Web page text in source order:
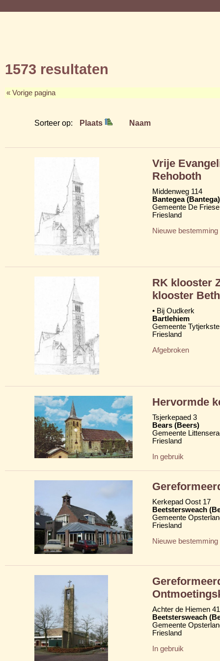
1573 resultaten
« Vorige pagina
Sorteer op: Plaats Naam
Vrije
Rehoboth
Middenweg 114
Bantegea (Bantega)
Gemeente De
Friesland
Nieuwe bestemming
RK klooster
klooster
• Bij Oudkerk
Bartlehiem
Gemeente
Friesland
Afgebroken
Hervormde
Tsjerkepaed 3
Bears (Beers)
Gemeente
Friesland
In gebruik
Kerkepad Oost 17
Beetstersweach
Gemeente
Friesland
Nieuwe bestemming
Achter de Hiemen 41
Beetstersweach
Gemeente
Friesland
In gebruik